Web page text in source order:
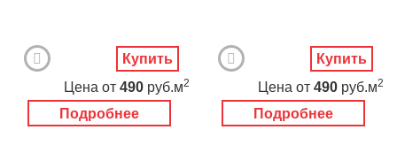
Подробнее
Цена от 490 руб.м2
Купить
Подробнее
Цена от 490 руб.м2
Купить